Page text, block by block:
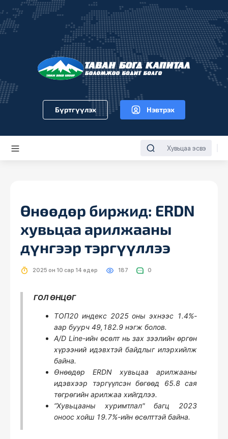
Бүртгүүлэх Нэвтрэх
Өнөөдөр биржид: ERDN
хувьцаа арилжааны
дүнгээр тэргүүллээ
2025 он 10 сар 14 өдөр 187 0
ГОЛ ӨНЦӨГ
TOП20 индекс 2025 оны эхнээс 1.4%-
аар буурч 49,182.9 нэгж болов.
A/D Line-ийн өсөлт нь зах зээлийн өргөн
хүрээний идэвхтэй байдлыг илэрхийлж
байна.
Өнөөдөр ERDN хувьцаа арилжааны
идэвхээр тэргүүлсэн бөгөөд 65.8 сая
төгрөгийн арилжаа хийгдлээ.
“Хувьцааны хуримтлал" багц 2023
оноос хойш 19.7%-ийн өсөлттэй байна.